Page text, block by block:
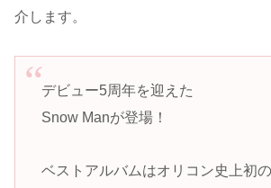
介します。
デビュー5周年を迎えた
Snow Manが登場！
ベストアルバムはオリコン史上初の